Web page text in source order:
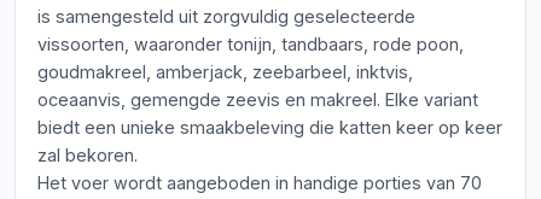
is samengesteld uit zorgvuldig geselecteerde
vissoorten, waaronder tonijn, tandbaars, rode poon,
goudmakreel, amberjack, zeebarbeel, inktvis,
oceaanvis, gemengde zeevis en makreel. Elke variant
biedt een unieke smaakbeleving die katten keer op keer
zal bekoren.
Het voer wordt aangeboden in handige porties van 70